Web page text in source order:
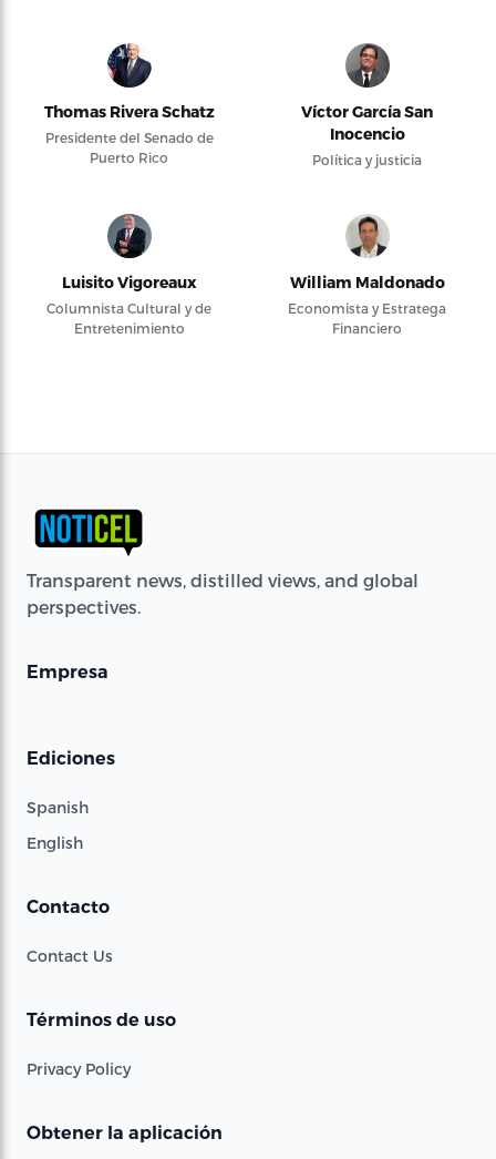
Thomas Rivera Schatz
Presidente del Senado de
Puerto Rico
Víctor García San
Inocencio
Política y justicia
Luisito Vigoreaux
Columnista Cultural y de
Entretenimiento
William Maldonado
Economista y Estratega
Financiero
Transparent news, distilled views, and global
perspectives.
Empresa
Ediciones
Spanish
English
Contacto
Contact Us
Términos de uso
Privacy Policy
Obtener la aplicación